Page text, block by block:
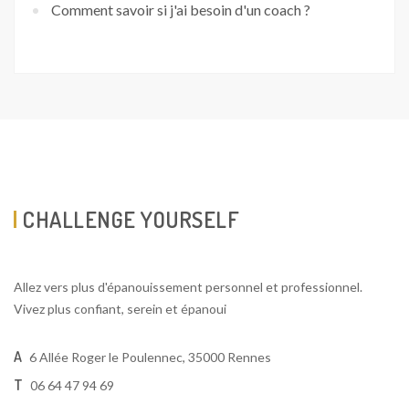
Comment savoir si j'ai besoin d'un coach ?
CHALLENGE YOURSELF
Allez vers plus d'épanouissement personnel et professionnel.
Vivez plus confiant, serein et épanoui
A 6 Allée Roger le Poulennec, 35000 Rennes
T 06 64 47 94 69